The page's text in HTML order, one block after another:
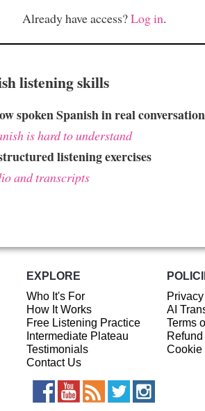
Already have access?Log in.
listening skills
spoken Spanish in real
is hard to understand
listening exercises
and transcripts
EXPLORE
Who It's For
How It Works
Free Listening Practice
Intermediate Plateau
Testimonials
Contact Us
AI
Terms
Cookie